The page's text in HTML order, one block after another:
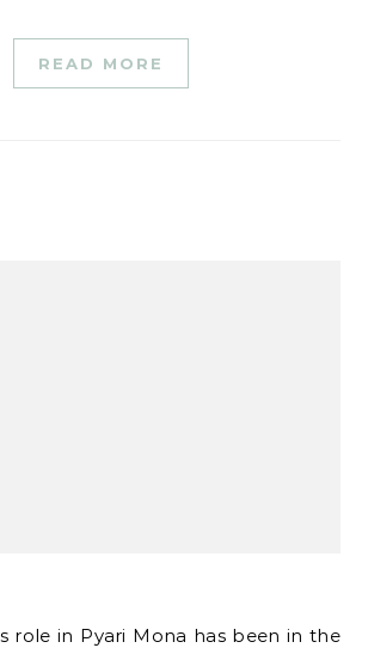
READ MORE
role in Pyari Mona has been in the